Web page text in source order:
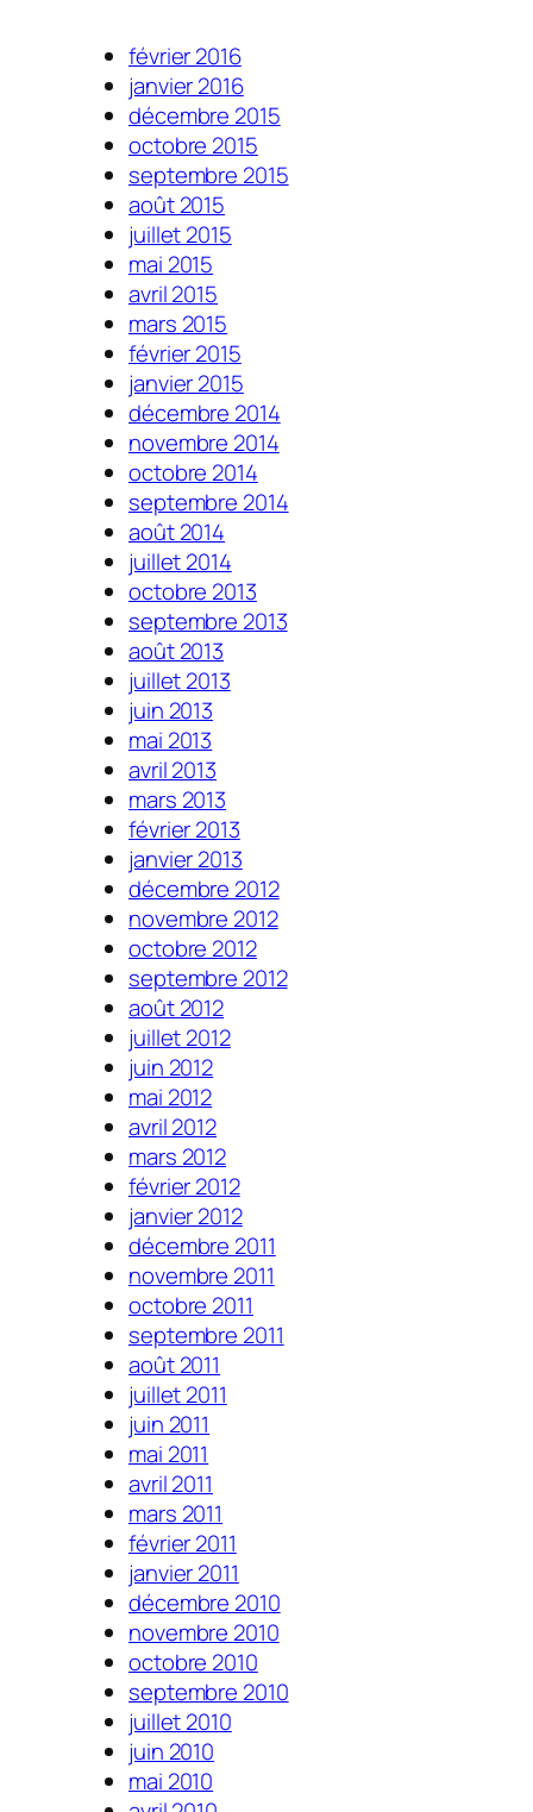
février 2016
janvier 2016
décembre 2015
octobre 2015
septembre 2015
août 2015
juillet 2015
mai 2015
avril 2015
mars 2015
février 2015
janvier 2015
décembre 2014
novembre 2014
octobre 2014
septembre 2014
août 2014
juillet 2014
octobre 2013
septembre 2013
août 2013
juillet 2013
juin 2013
mai 2013
avril 2013
mars 2013
février 2013
janvier 2013
décembre 2012
novembre 2012
octobre 2012
septembre 2012
août 2012
juillet 2012
juin 2012
mai 2012
avril 2012
mars 2012
février 2012
janvier 2012
décembre 2011
novembre 2011
octobre 2011
septembre 2011
août 2011
juillet 2011
juin 2011
mai 2011
avril 2011
mars 2011
février 2011
janvier 2011
décembre 2010
novembre 2010
octobre 2010
septembre 2010
juillet 2010
juin 2010
mai 2010